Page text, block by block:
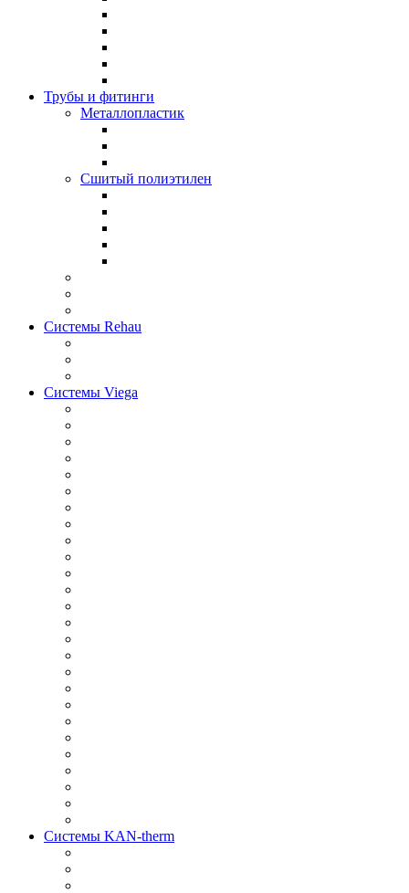
Трубы и фитинги
Металлопластик
Сшитый полиэтилен
Системы Rehau
Системы Viega
Системы KAN-therm